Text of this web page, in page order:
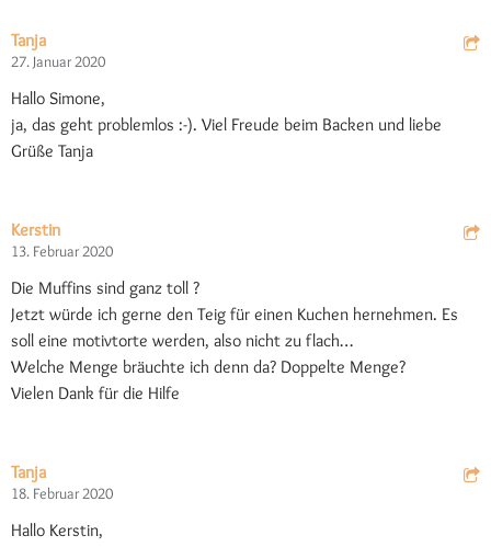
Tanja
27. Januar 2020
Hallo Simone,
ja, das geht problemlos :-). Viel Freude beim Backen und liebe
Grüße Tanja
Kerstin
13. Februar 2020
Die Muffins sind ganz toll ?
Jetzt würde ich gerne den Teig für einen Kuchen hernehmen. Es
soll eine motivtorte werden, also nicht zu flach…
Welche Menge bräuchte ich denn da? Doppelte Menge?
Vielen Dank für die Hilfe
Tanja
18. Februar 2020
Hallo Kerstin,